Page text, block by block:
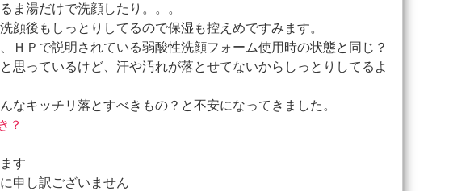
ま湯だけで洗顔したり。。。
顔後もしっとりしてるので保湿も控えめですみます。
ＨＰで説明されている弱酸性洗顔フォーム使用時の状態と同じ？
思っているけど、汗や汚れが落とせてないからしっとりしてるよ
なキッチリ落とすべきもの？と不安になってきました。
？
す
申し訳ございません